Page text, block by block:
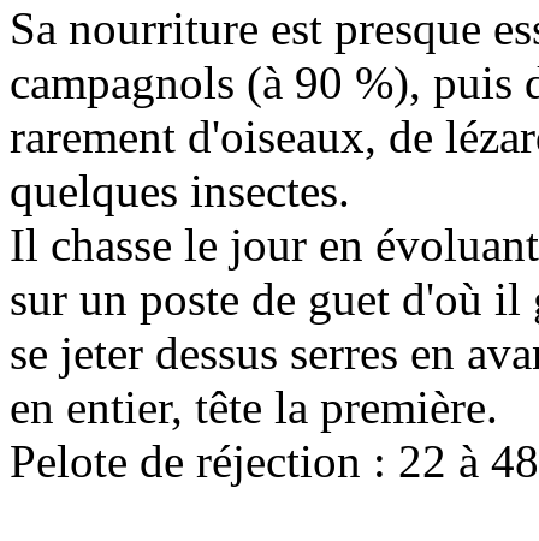
Sa nourriture est presque
campagnols (à 90 %), puis
rarement d'oiseaux, de
quelques insectes.
Il chasse le jour en
sur un poste de guet d'où il
se jeter dessus serres en
en entier, tête la première.
Pelote de réjection : 22 à